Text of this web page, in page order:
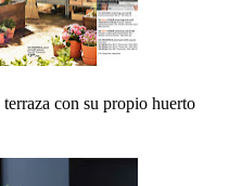
terraza con su propio huerto